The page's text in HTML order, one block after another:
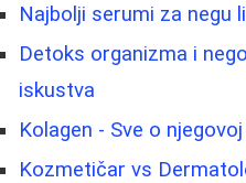
Najbolji serumi za negu
Detoks organizma i
iskustva
Kolagen - Sve o
Kozmetičar vs